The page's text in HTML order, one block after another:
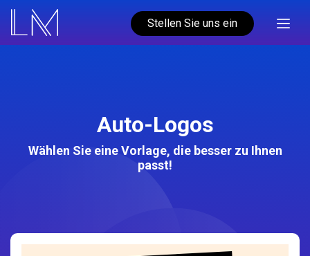
Stellen Sie uns ein
Auto-Logos
Wählen Sie eine Vorlage, die besser zu Ihnen
passt!